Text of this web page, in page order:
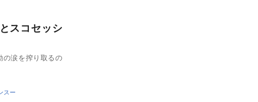
スコセッシ
の涙を搾り取るの
スー